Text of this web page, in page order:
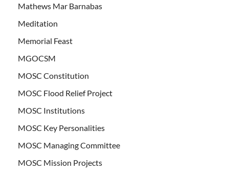
Mathews Mar Barnabas
Meditation
Memorial Feast
MGOCSM
MOSC Constitution
MOSC Flood Relief Project
MOSC Institutions
MOSC Key Personalities
MOSC Managing Committee
MOSC Mission Projects